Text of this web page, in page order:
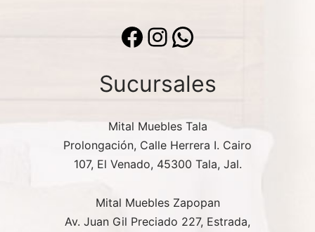
Facebook Instagram
Sucursales
Mital Muebles Tala
Prolongación, Calle Herrera I. Cairo
107, El Venado, 45300 Tala, Jal.
Mital Muebles Zapopan
Av. Juan Gil Preciado 227, Estrada,